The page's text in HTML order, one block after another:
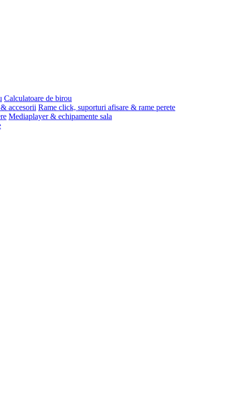
Calculatoare de birou
accesorii Rame click, suporturi afisare & rame perete
Mediaplayer & echipamente sala